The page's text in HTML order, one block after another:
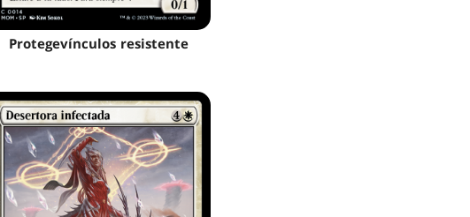
Protegevínculos resistente